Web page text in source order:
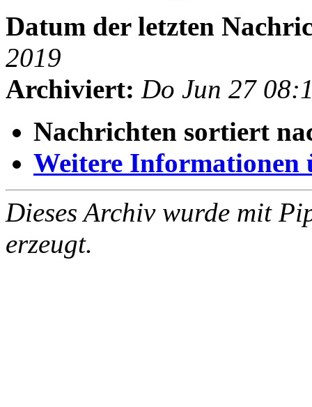
Datum der letzten
2019
Archiviert: Do Jun 27
Nachrichten sortiert
Weitere Informationen
Dieses Archiv wurde mit
erzeugt.